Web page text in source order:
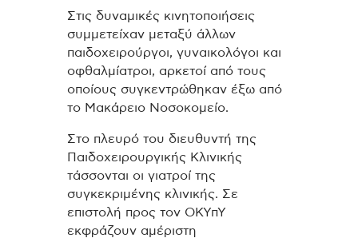
Στις δυναμικές κινητοποιήσεις
συμμετείχαν μεταξύ άλλων
παιδοχειρούργοι, γυναικολόγοι και
οφθαλμίατροι, αρκετοί από τους
οποίους συγκεντρώθηκαν έξω από
το Μακάρειο Νοσοκομείο.
Στο πλευρό του διευθυντή της
Παιδοχειρουργικής Κλινικής
τάσσονται οι γιατροί της
συγκεκριμένης κλινικής. Σε
επιστολή προς τον ΟΚΥπΥ
εκφράζουν αμέριστη